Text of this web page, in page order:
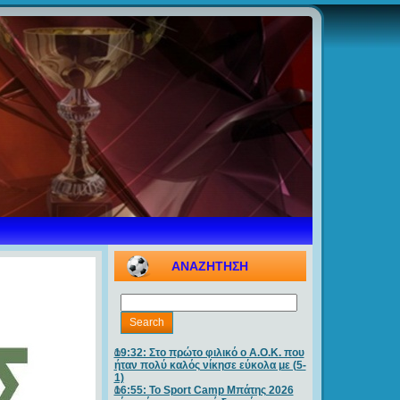
ΑΝΑΖΗΤΗΣΗ
19:32: Στο πρώτο φιλικό ο Α.Ο.Κ. που
ήταν πολύ καλός νίκησε εύκολα με (5-
1)
16:55: Το Sport Camp Μπάτης 2026